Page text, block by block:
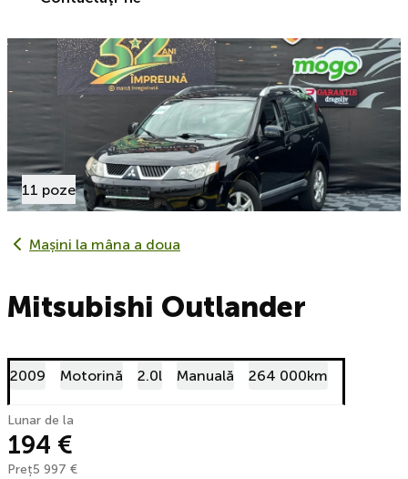
11 poze
Mașini la mâna a doua
Mitsubishi Outlander
2009 Motorină 2.0l Manuală 264 000km
Lunar de la
194 €
Preț5 997 €